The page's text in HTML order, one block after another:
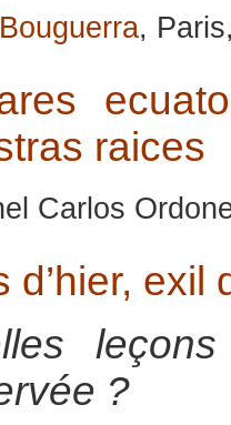
,
raices
Carlos
d’hier, exil
?